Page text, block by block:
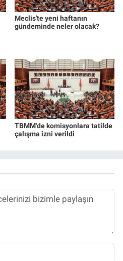
Meclis'te yeni haftanın
gündeminde neler olacak?
TBMM'de komisyonlara tatilde
çalışma izni verildi